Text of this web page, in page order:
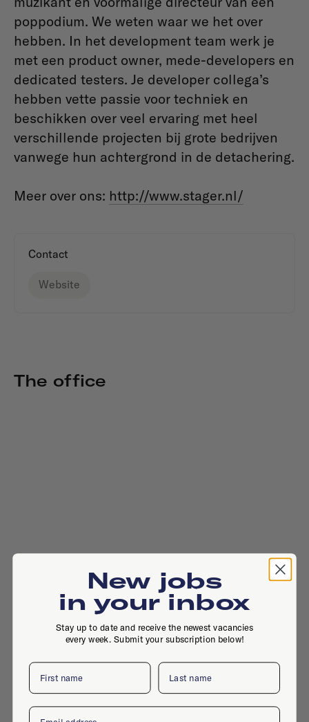
poppodium. We weten waar we het over
hebben. In het development team werk je
met een product owner, mede-developers en
dedicated testers. Je developer collega’s
hebben vette passie voor techniek en
beschikken over veel ervaring met heel
verschillende projecten bij grote bedrijven
vanwege hun achtergrond in de detachering.
Meer over ons: http://www.stager.nl/
Contact
Website
The office
New jobs
in your inbox
Stay up to date and receive the newest vacancies
every week. Submit your subscription below!
First name Last name
Email